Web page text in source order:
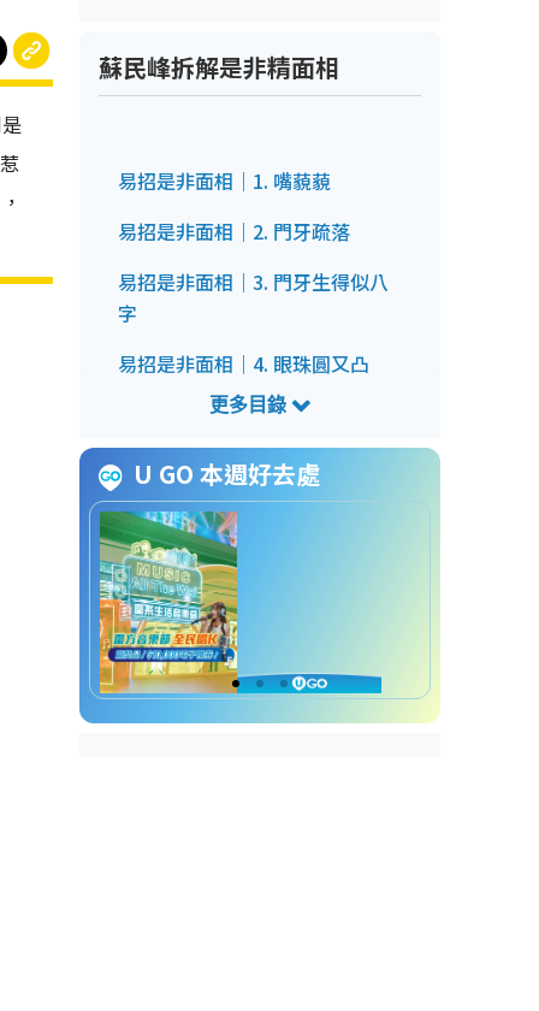
蘇民峰拆解是非精面相
易招是非面相｜1. 嘴藐藐
易招是非面相｜2. 門牙疏落
易招是非面相｜3. 門牙生得似八
字
易招是非面相｜4. 眼珠圓又凸
易招是非面相｜5. 垂珠嘴
易招是非面相｜6. 上唇過厚
易招是非面相｜7. 吹火嘴型
易招是非面相｜8. 倒夾牙
U GO 本週好去處